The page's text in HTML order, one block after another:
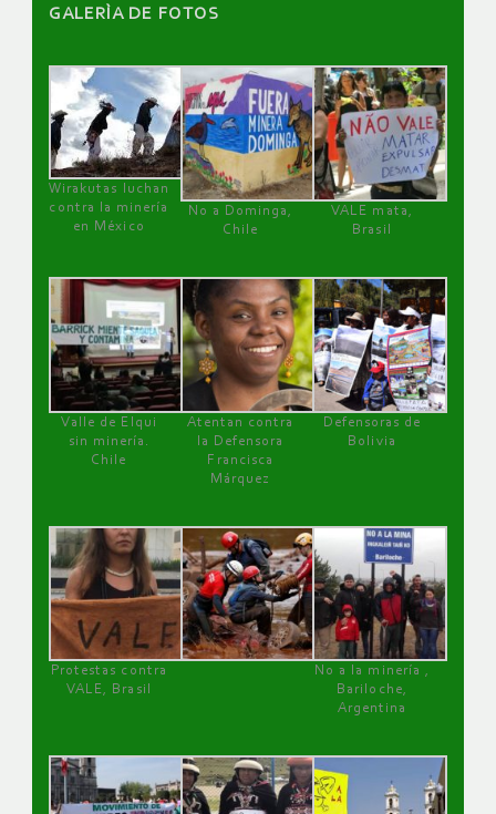
GALERÌA DE FOTOS
Wirakutas luchan
contra la minería
en México
No a Dominga,
Chile
VALE mata,
Brasil
Valle de Elqui
sin minería.
Chile
Atentan contra
la Defensora
Francisca
Márquez
Defensoras de
Bolivia
Protestas contra
VALE, Brasil
No a la minería ,
Bariloche,
Argentina